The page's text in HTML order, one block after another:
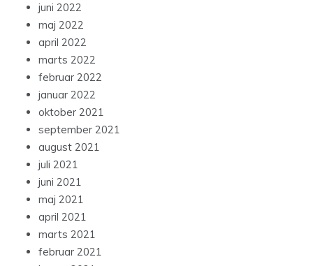
juni 2022
maj 2022
april 2022
marts 2022
februar 2022
januar 2022
oktober 2021
september 2021
august 2021
juli 2021
juni 2021
maj 2021
april 2021
marts 2021
februar 2021